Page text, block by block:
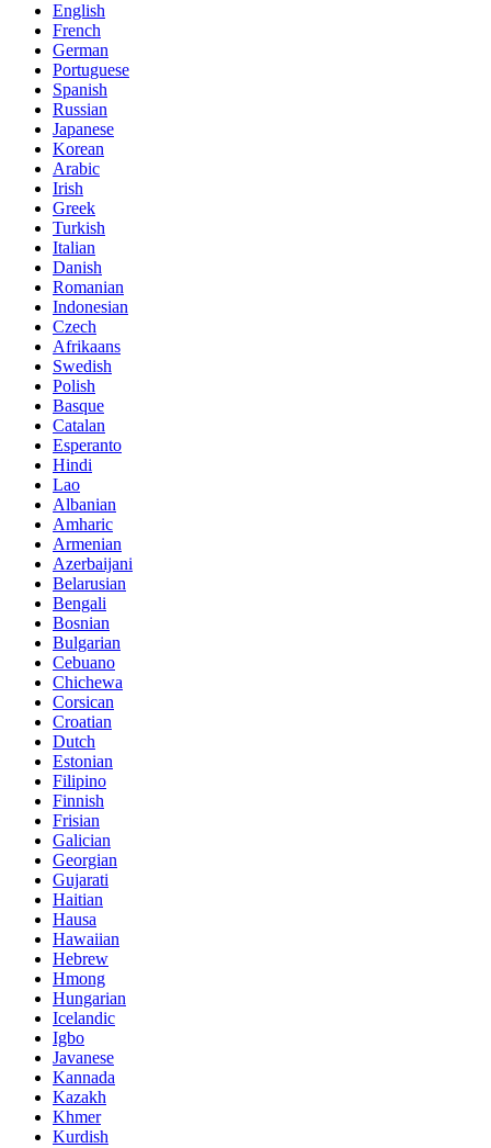
English
French
German
Portuguese
Spanish
Russian
Japanese
Korean
Arabic
Irish
Greek
Turkish
Italian
Danish
Romanian
Indonesian
Czech
Afrikaans
Swedish
Polish
Basque
Catalan
Esperanto
Hindi
Lao
Albanian
Amharic
Armenian
Azerbaijani
Belarusian
Bengali
Bosnian
Bulgarian
Cebuano
Chichewa
Corsican
Croatian
Dutch
Estonian
Filipino
Finnish
Frisian
Galician
Georgian
Gujarati
Haitian
Hausa
Hawaiian
Hebrew
Hmong
Hungarian
Icelandic
Igbo
Javanese
Kannada
Kazakh
Khmer
Kurdish